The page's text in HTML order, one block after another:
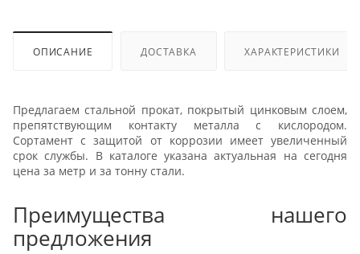
ОПИСАНИЕ ДОСТАВКА ХАРАКТЕРИСТИКИ
Предлагаем стальной прокат, покрытый цинковым слоем,
препятствующим контакту металла с кислородом.
Сортамент с защитой от коррозии имеет увеличенный
срок службы. В каталоге указана актуальная на сегодня
цена за метр и за тонну стали.
Преимущества нашего
предложения